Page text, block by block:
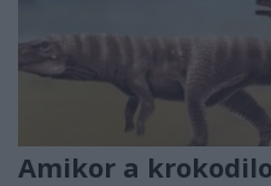
Amikor a